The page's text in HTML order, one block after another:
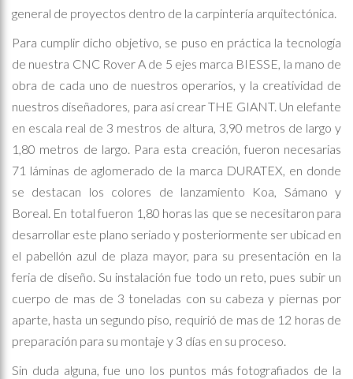
general de proyectos dentro de la carpintería arquitectónica.
Para cumplir dicho objetivo, se puso en práctica la tecnología
de nuestra CNC Rover A de 5 ejes marca BIESSE, la mano de
obra de cada uno de nuestros operarios, y la creatividad de
nuestros diseñadores, para así crear THE GIANT. Un elefante
en escala real de 3 mestros de altura, 3,90 metros de largo y
1,80 metros de largo. Para esta creación, fueron necesarias
71 láminas de aglomerado de la marca DURATEX, en donde
se destacan los colores de lanzamiento Koa, Sámano y
Boreal. En total fueron 1,80 horas las que se necesitaron para
desarrollar este plano seriado y posteriormente ser ubicad en
el pabellón azul de plaza mayor, para su presentación en la
feria de diseño. Su instalación fue todo un reto, pues subir un
cuerpo de mas de 3 toneladas con su cabeza y piernas por
aparte, hasta un segundo piso, requirió de mas de 12 horas de
preparación para su montaje y 3 días en su proceso.
Sin duda alguna, fue uno los puntos más fotografiados de la